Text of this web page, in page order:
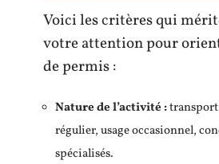
Voici les critères qui
votre attention pour
de permis :
Nature de l’activité :transport
régulier, usage occasionnel,
spécialisés.